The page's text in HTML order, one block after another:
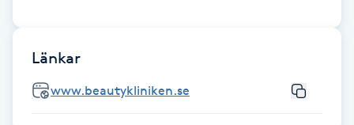
IPL hårborttagning
Länkar
www.beautykliniken.se